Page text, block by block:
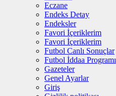
Eczane
Endeks Detay
Endeksler
Favori İçeriklerim
Favori İçeriklerim
Futbol Canlı Sonuçlar
Futbol İddaa Programı
Gazeteler
Genel Ayarlar
Giriş